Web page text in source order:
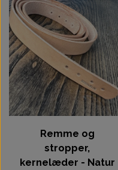
Remme og
stropper,
kernelæder - Natur